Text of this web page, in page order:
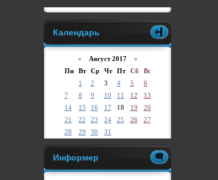
Календарь
« Август 2017 »
Пн
Вт Ср Чт Пт Сб
Вс
1
2 3 4 5
6
7
8 9 10 11 12
13
14
15 16 17 18 19
20
21
22 23 24 25 26
27
28
29 30 31
Информер